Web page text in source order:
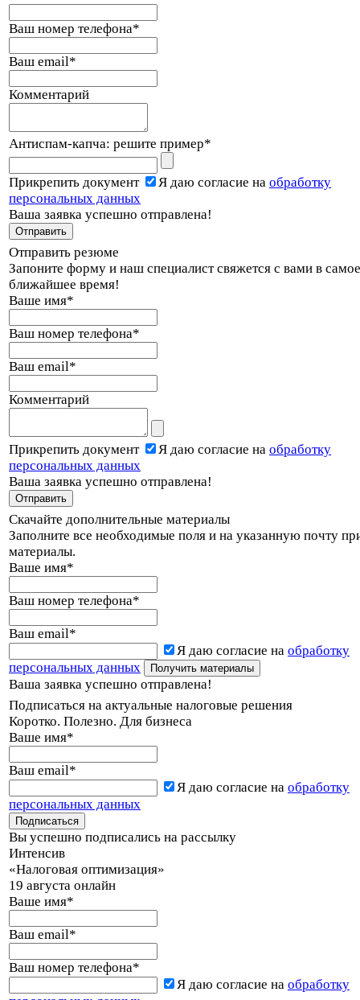
Ваш номер телефона*
Ваш email*
Комментарий
Антиспам-капча: решите пример*
Прикрепить документ Я даю согласие на обработку
персональных данных
Ваша заявка успешно отправлена!
Отправить резюме
Запоните форму и наш специалист свяжется с вами в самое
ближайшее время!
Ваше имя*
Ваш номер телефона*
Ваш email*
Комментарий
Прикрепить документ Я даю согласие на обработку
персональных данных
Ваша заявка успешно отправлена!
Скачайте дополнительные материалы
Заполните все необходимые поля и на указанную почту
материалы.
Ваше имя*
Ваш номер телефона*
Ваш email*
Я даю согласие на обработку
персональных данных
Ваша заявка успешно отправлена!
Подписаться на актуальные налоговые решения
Коротко. Полезно. Для бизнеса
Ваше имя*
Ваш email*
Я даю согласие на обработку
персональных данных
Вы успешно подписались на рассылку
Интенсив
«Налоговая оптимизация»
19 августа онлайн
Ваше имя*
Ваш email*
Ваш номер телефона*
Я даю согласие на обработку